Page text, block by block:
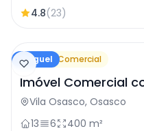
4.8(23)
Aluguel
Imóvel Comercial
Imóvel Comercial
Vila Osasco, Osasco
13
6 400 m²